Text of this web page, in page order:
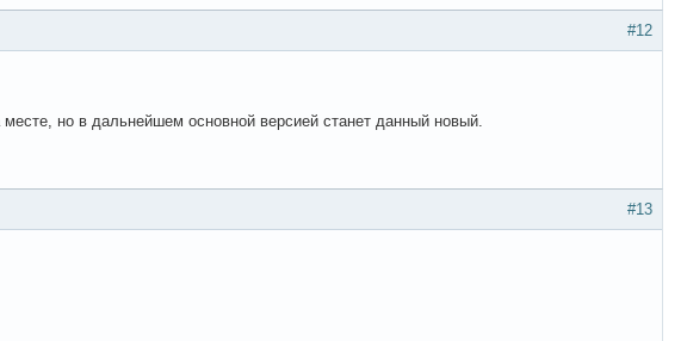
#12
но в дальнейшем основной версией станет данный новый.
#13